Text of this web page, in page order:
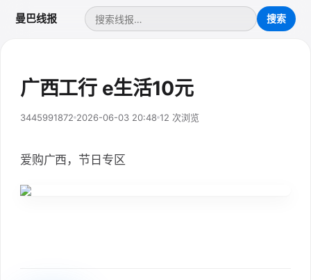
曼巴线报
广西工行 e生活10元
3445991872 2026-06-03 20:48 12 次浏览
爱购广西，节日专区